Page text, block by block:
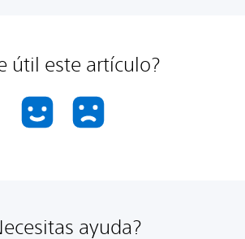
útil este artículo?
ayuda?